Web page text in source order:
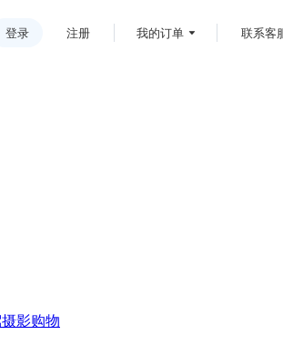
登录 注册 我的订单 联系客
摄影购物